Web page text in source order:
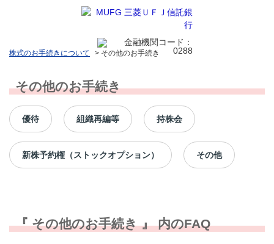
株式のお手続きについて > その他のお手続き
その他のお手続き
優待 組織再編等 持株会
新株予約権（ストックオプション） その他
『 その他のお手続き 』 内のFAQ